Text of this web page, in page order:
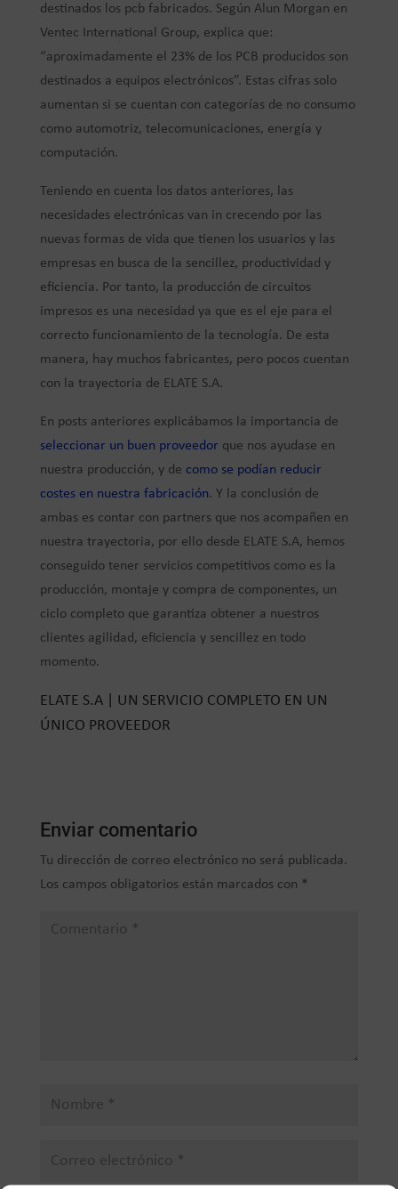
destinados los pcb fabricados. Según Alun Morgan en
Ventec International Group, explica que:
“aproximadamente el 23% de los PCB producidos son
destinados a equipos electrónicos”. Estas cifras solo
aumentan si se cuentan con categorías de no consumo
como automotriz, telecomunicaciones, energía y
computación.
Teniendo en cuenta los datos anteriores, las
necesidades electrónicas van in crecendo por las
nuevas formas de vida que tienen los usuarios y las
empresas en busca de la sencillez, productividad y
eficiencia. Por tanto, la producción de circuitos
impresos es una necesidad ya que es el eje para el
correcto funcionamiento de la tecnología. De esta
manera, hay muchos fabricantes, pero pocos cuentan
con la trayectoria de ELATE S.A.
En posts anteriores explicábamos la importancia de
seleccionar un buen proveedor que nos ayudase en
nuestra producción, y de como se podían reducir
costes en nuestra fabricación. Y la conclusión de
ambas es contar con partners que nos acompañen en
nuestra trayectoria, por ello desde ELATE S.A, hemos
conseguido tener servicios competitivos como es la
producción, montaje y compra de componentes, un
ciclo completo que garantiza obtener a nuestros
clientes agilidad, eficiencia y sencillez en todo
momento.
ELATE S.A | UN SERVICIO COMPLETO EN UN
ÚNICO PROVEEDOR
Enviar comentario
Tu dirección de correo electrónico no será publicada.
Los campos obligatorios están marcados con *